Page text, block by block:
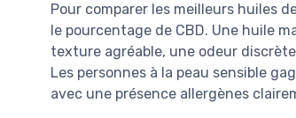
Pour comparer les meilleurs huiles
le pourcentage de CBD. Une huile
texture agréable, une odeur
Les personnes à la peau sensible
avec une présence allergènes